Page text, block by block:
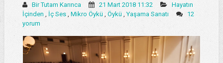
Bir Tutam Karınca 21 Mart 2018 11:32
Hayatın
İçinden
İç Ses Mikro Öykü Öykü ,Yaşama Sanatı
12
yorum